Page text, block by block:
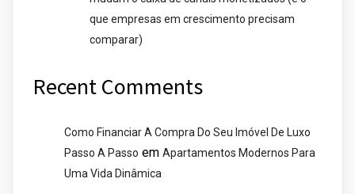
que empresas em crescimento precisam
comparar)
Recent Comments
Como Financiar A Compra Do Seu Imóvel De Luxo
Passo A Passo em Apartamentos Modernos Para
Uma Vida Dinâmica